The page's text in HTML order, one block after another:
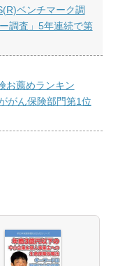
ベンチマーク調
調査」5年連続で第
お薦めランキン
がん保険部門第1位